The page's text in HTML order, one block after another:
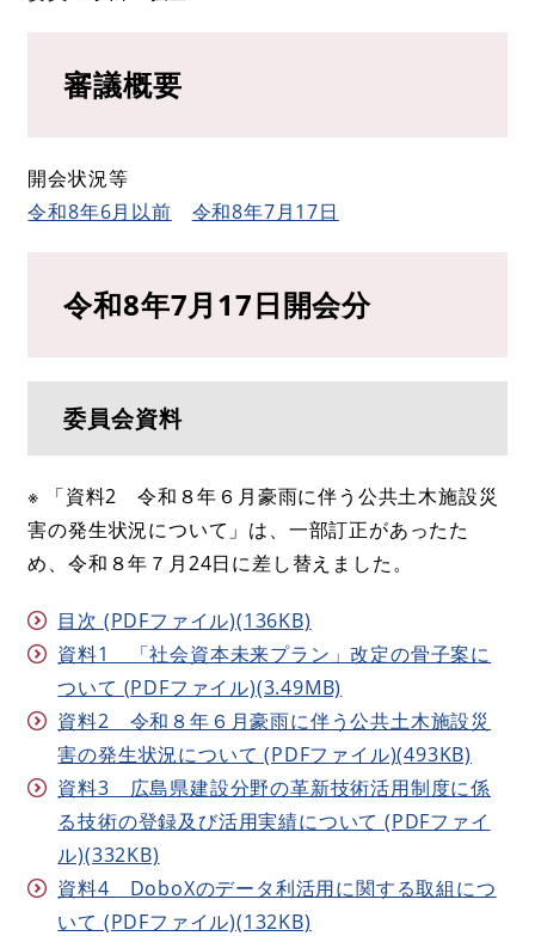
審議概要
開会状況等
令和8年6月以前
令和8年7月17日
令和8年7月17日開会分
委員会資料
※ 「資料2 令和８年６月豪雨に伴う公共土木施設災
害の発生状況について」は、一部訂正があったた
め、令和８年７月24日に差し替えました。
目次 (PDFファイル)(136KB)
資料1 「社会資本未来プラン」改定の骨子案に
ついて (PDFファイル)(3.49MB)
資料2 令和８年６月豪雨に伴う公共土木施設災
害の発生状況について (PDFファイル)(493KB)
資料3 広島県建設分野の革新技術活用制度に係
る技術の登録及び活用実績について (PDFファイ
ル)(332KB)
資料4 DoboXのデータ利活用に関する取組につ
いて (PDFファイル)(132KB)